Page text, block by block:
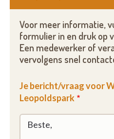
Voor meer informatie,
formulier in en druk op
Een medewerker of
vervolgens snel
Je bericht/vraag voor
Leopoldspark